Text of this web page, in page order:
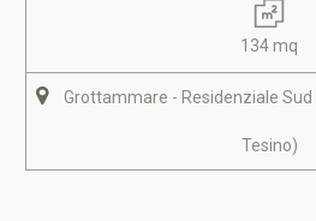
134 mq
Grottammare - Residenziale Sud
Tesino)